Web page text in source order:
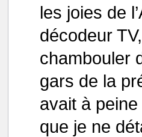
les joies de
décodeur
chambouler
gars de la
avait à
que je ne